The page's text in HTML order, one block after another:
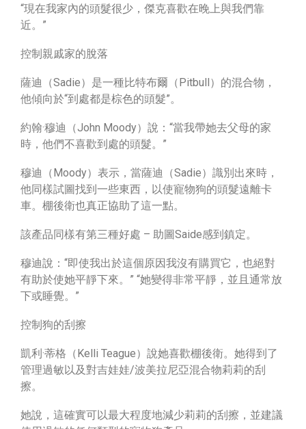
“現在我家內的頭髮很少，傑克喜歡在晚上與我們靠
近。”
控制親戚家的脫落
薩迪（Sadie）是一種比特布爾（Pitbull）的混合物，
他傾向於“到處都是棕色的頭髮”。
約翰·穆迪（John Moody）說：“當我帶她去父母的家
時，他們不喜歡到處的頭髮。”
穆迪（Moody）表示，當薩迪（Sadie）識別出來時，
他同樣試圖找到一些東西，以使寵物狗的頭髮遠離卡
車。棚後衛也真正協助了這一點。
該產品同樣有第三種好處 – 助圖Saide感到鎮定。
穆迪說：“即使我出於這個原因我沒有購買它，也絕對
有助於使她平靜下來。” “她變得非常平靜，並且通常放
下或睡覺。”
控制狗的刮擦
凱利·蒂格（Kelli Teague）說她喜歡棚後衛。她得到了
管理過敏以及對吉娃娃/波美拉尼亞混合物莉莉的刮
擦。
她說，這確實可以最大程度地減少莉莉的刮擦，並建議